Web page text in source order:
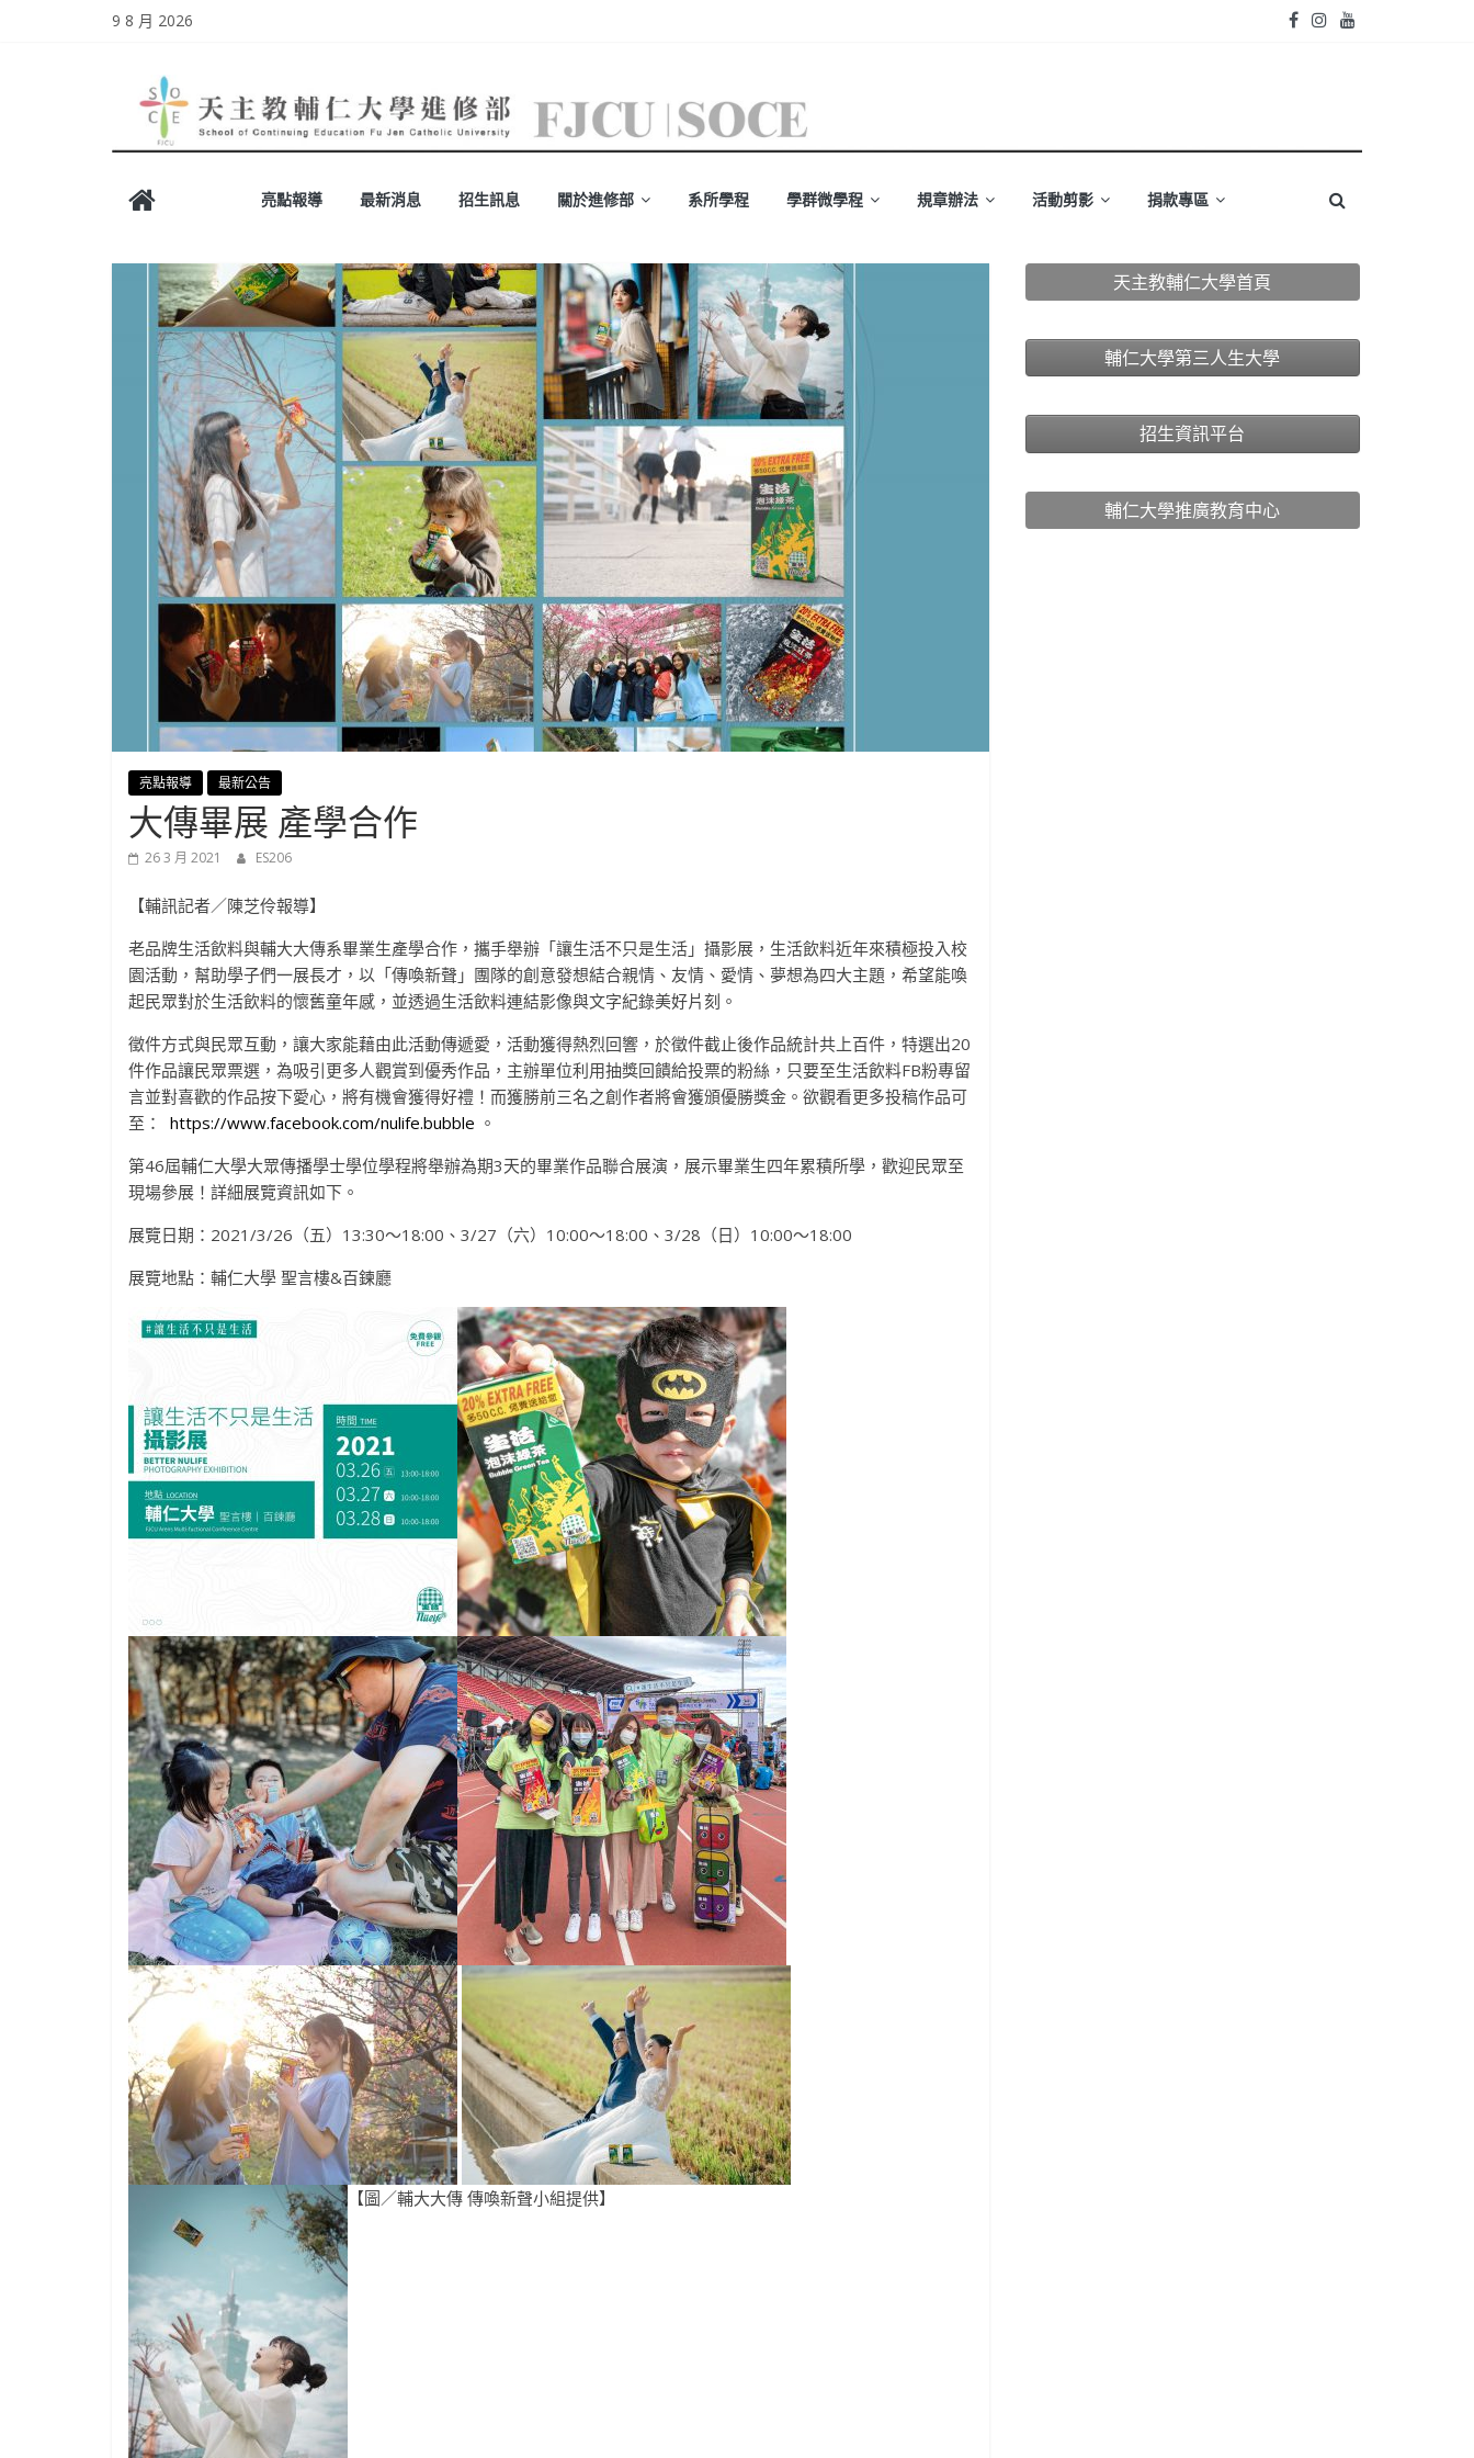
9 8 月 2026
天
教
輔
仁
大
學-
進
修
部
官
方
網
站
亮點報導 最新消息 招生訊息 關於進修部 系所學程 學群微學程 規章辦法 活動剪影 捐款專區
亮點報導 最新公告
大傳畢展 產學合作
26 3 月 2021 ES206
【輔訊記者／陳芝伶報導】
老品牌生活飲料與輔大大傳系畢業生產學合作，攜手舉辦「讓生活不只是生活」攝影展，生活飲料近年來積極投入校
園活動，幫助學子們一展長才，以「傳喚新聲」團隊的創意發想結合親情、友情、愛情、夢想為四大主題，希望能喚
起民眾對於生活飲料的懷舊童年感，並透過生活飲料連結影像與文字紀錄美好片刻。
徵件方式與民眾互動，讓大家能藉由此活動傳遞愛，活動獲得熱烈回響，於徵件截止後作品統計共上百件，特選出20
件作品讓民眾票選，為吸引更多人觀賞到優秀作品，主辦單位利用抽獎回饋給投票的粉絲，只要至生活飲料FB粉專留
言並對喜歡的作品按下愛心，將有機會獲得好禮！而獲勝前三名之創作者將會獲頒優勝獎金。欲觀看更多投稿作品可
至： https://www.facebook.com/nulife.bubble 。
第46屆輔仁大學大眾傳播學士學位學程將舉辦為期3天的畢業作品聯合展演，展示畢業生四年累積所學，歡迎民眾至
現場參展！詳細展覽資訊如下。
展覽日期：2021/3/26（五）13:30～18:00、3/27（六）10:00～18:00、3/28（日）10:00～18:00
展覽地點：輔仁大學 聖言樓&百鍊廳
【圖／輔大大傳 傳喚新聲小組提供】
天主教輔仁大學首頁
輔仁大學第三人生大學
招生資訊平台
輔仁大學推廣教育中心